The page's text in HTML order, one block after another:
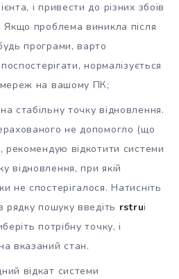
і привести до різних збоїв
Якщо проблема виникла після
програми, варто
нормалізується
мереж на вашому ПК;
стабільну точку відновлення.
не допомогло (що
рекомендую відкотити системи
відновлення, при якій
не спостерігалося. Натисніть
рядку пошуку введіть rstrui
потрібну точку, і
вказаний стан.
відкат системи